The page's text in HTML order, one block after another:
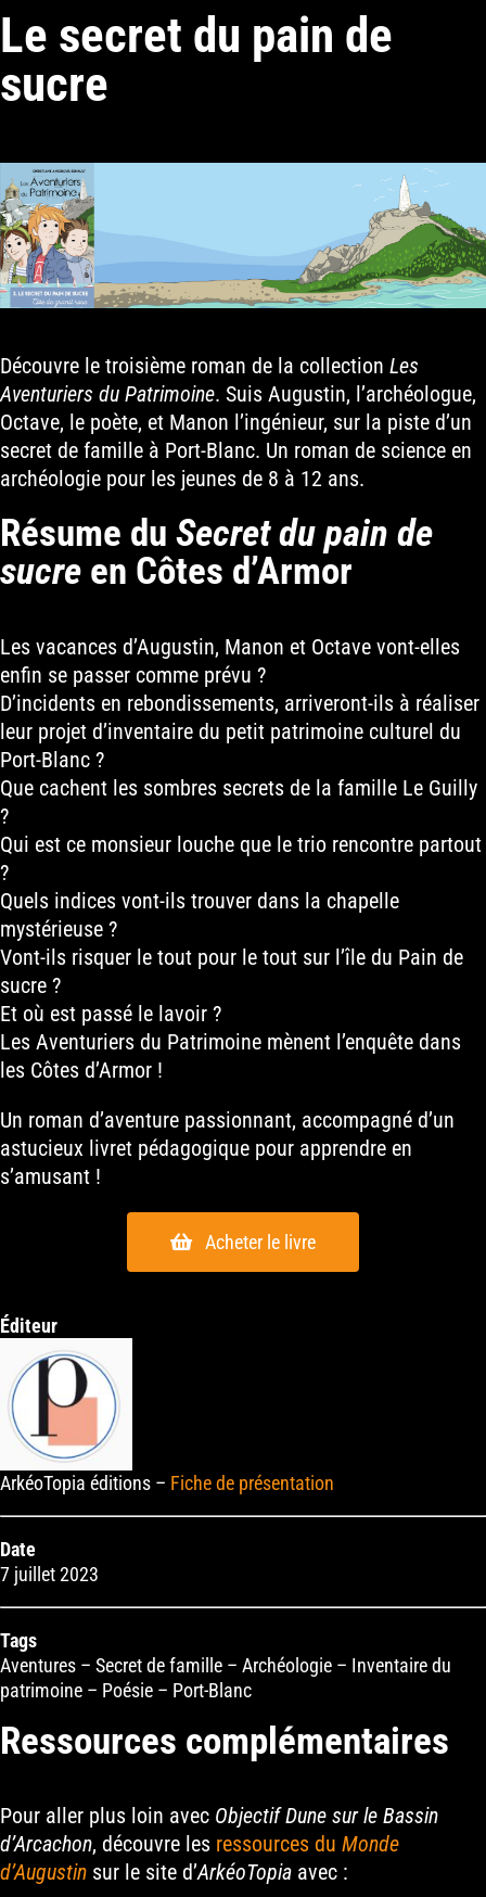
Le secret du pain de
sucre
Découvre le troisième roman de la collection Les
Aventuriers du Patrimoine. Suis Augustin, l’archéologue,
Octave, le poète, et Manon l’ingénieur, sur la piste d’un
secret de famille à Port-Blanc. Un roman de science en
archéologie pour les jeunes de 8 à 12 ans.
Résume du Secret du pain de
sucre en Côtes d’Armor
Les vacances d’Augustin, Manon et Octave vont-elles
enfin se passer comme prévu ?
D’incidents en rebondissements, arriveront-ils à réaliser
leur projet d’inventaire du petit patrimoine culturel du
Port-Blanc ?
Que cachent les sombres secrets de la famille Le Guilly
?
Qui est ce monsieur louche que le trio rencontre partout
?
Quels indices vont-ils trouver dans la chapelle
mystérieuse ?
Vont-ils risquer le tout pour le tout sur l’île du Pain de
sucre ?
Et où est passé le lavoir ?
Les Aventuriers du Patrimoine mènent l’enquête dans
les Côtes d’Armor !
Un roman d’aventure passionnant, accompagné d’un
astucieux livret pédagogique pour apprendre en
s’amusant !
Acheter le livre
Éditeur
ArkéoTopia éditions – Fiche de présentation
Date
7 juillet 2023
Tags
Aventures – Secret de famille – Archéologie – Inventaire du
patrimoine – Poésie – Port-Blanc
Ressources complémentaires
Pour aller plus loin avec Objectif Dune sur le Bassin
d’Arcachon​, découvre les ressources du Monde
d’Augustinsur le site d’ArkéoTopiaavec :